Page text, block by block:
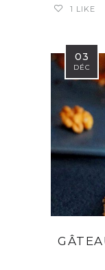
1 LIKE
03
DÉC